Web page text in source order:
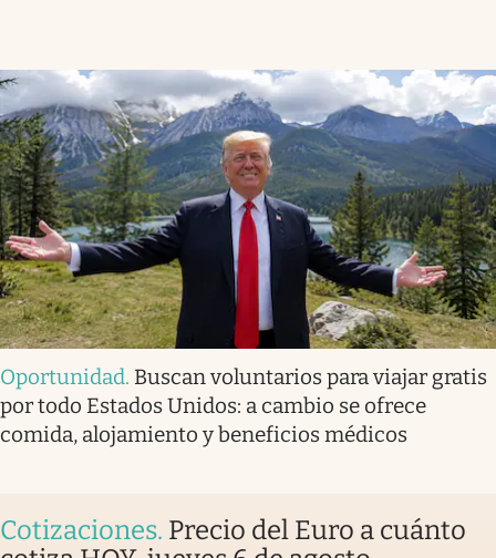
Oportunidad. Buscan voluntarios para viajar gratis
por todo Estados Unidos: a cambio se ofrece
comida, alojamiento y beneficios médicos
Cotizaciones. Precio del Euro a cuánto